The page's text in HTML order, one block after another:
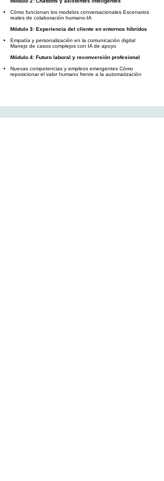
Cómo funcionan los modelos conversacionales Escenarios
reales de colaboración humano-IA
Módulo 3: Experiencia del cliente en entornos híbridos
Empatía y personalización en la comunicación digital
Manejo de casos complejos con IA de apoyo
Módulo 4: Futuro laboral y reconversión profesional
Nuevas competencias y empleos emergentes Cómo
reposicionar el valor humano frente a la automatización